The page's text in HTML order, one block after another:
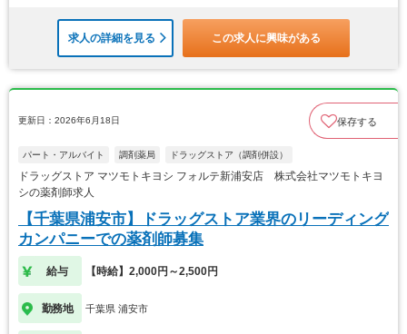
求人の詳細を見る この求人に興味がある
更新日：2026年6月18日 保存する
パート・アルバイト 調剤薬局 ドラッグストア（調剤併設）
ドラッグストア マツモトキヨシ フォルテ新浦安店 株式会社マツモトキヨ
シの薬剤師求人
【千葉県浦安市】ドラッグストア業界のリーディング
カンパニーでの薬剤師募集
給与 【時給】2,000円～2,500円
勤務地 千葉県 浦安市